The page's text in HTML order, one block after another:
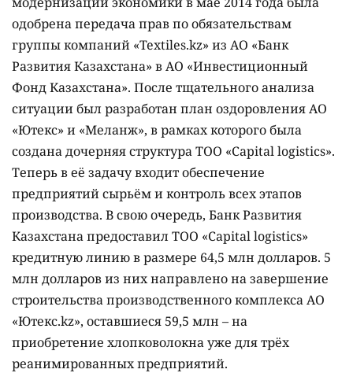
одобрена передача прав по обязательствам
группы компаний «Textiles.kz» из АО «Банк
Развития Казахстана» в АО «Инвестиционный
Фонд Казахстана». После тщательного анализа
ситуации был разработан план оздоровления АО
«Ютекс» и «Меланж», в рамках которого была
создана дочерняя структура ТОО «Capital logistics».
Теперь в её задачу входит обеспечение
предприятий сырьём и контроль всех этапов
производства. В свою очередь, Банк Развития
Казахстана предоставил ТОО «Capital logistics»
кредитную линию в размере 64,5 млн долларов. 5
млн долларов из них направлено на завершение
строительства производственного комплекса АО
«Ютекс.kz», оставшиеся 59,5 млн – на
приобретение хлопковолокна уже для трёх
реанимированных предприятий.